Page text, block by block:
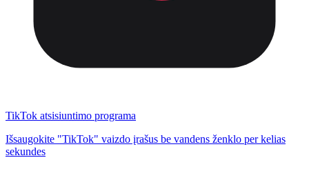
TikTok atsisiuntimo programa
Išsaugokite "TikTok" vaizdo įrašus be vandens ženklo per kelias
sekundes